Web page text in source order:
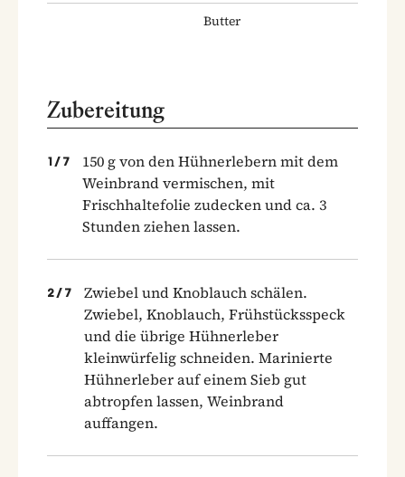
Butter
Zubereitung
1 / 7
150 g von den Hühnerlebern mit dem
Weinbrand vermischen, mit
Frischhaltefolie zudecken und ca. 3
Stunden ziehen lassen.
2 / 7
Zwiebel und Knoblauch schälen.
Zwiebel, Knoblauch, Frühstücksspeck
und die übrige Hühnerleber
kleinwürfelig schneiden. Marinierte
Hühnerleber auf einem Sieb gut
abtropfen lassen, Weinbrand
auffangen.